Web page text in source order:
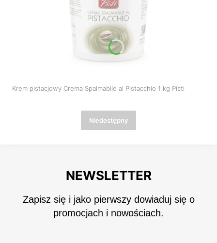
Krem pistacjowy Crema Spalmabile al Pistacchio 1 kg Pisti
Niedostępny
NEWSLETTER
Zapisz się i jako pierwszy dowiaduj się o
promocjach i nowościach.